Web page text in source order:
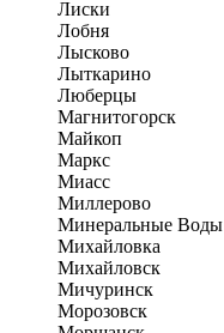
Лиски
Лобня
Лысково
Лыткарино
Люберцы
Магнитогорск
Майкоп
Маркс
Миасс
Миллерово
Минеральные Воды
Михайловка
Михайловск
Мичуринск
Морозовск